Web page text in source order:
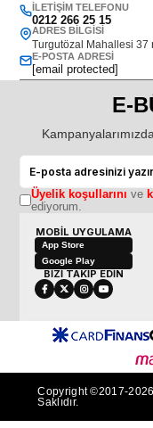
İLETIŞIM TELEFONU
0212 266 25 15
ADRES BILGISI
Turgutözal Mahallesi 37
E-POSTA ADRESI
[email protected]
E-
Üyelik koşullarını ve
ediyorum.
MOBİL UYGULAMA
App Store
Google Play
BİZİ TAKİP EDİN
Copyright ©2017-
Saklıdır.